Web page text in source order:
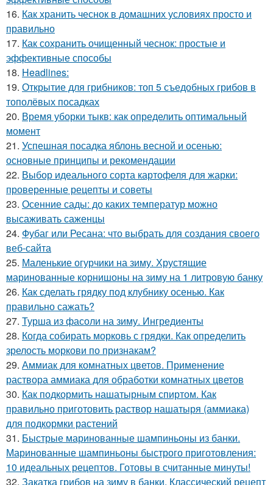
16. Как хранить чеснок в домашних условиях просто и
правильно
17. Как сохранить очищенный чеснок: простые и
эффективные способы
18. Headlines:
19. Открытие для грибников: топ 5 съедобных грибов в
тополёвых посадках
20. Время уборки тыкв: как определить оптимальный
момент
21. Успешная посадка яблонь весной и осенью:
основные принципы и рекомендации
22. Выбор идеального сорта картофеля для жарки:
проверенные рецепты и советы
23. Осенние сады: до каких температур можно
высаживать саженцы
24. Фубаг или Ресана: что выбрать для создания своего
веб-сайта
25. Маленькие огурчики на зиму. Хрустящие
маринованные корнишоны на зиму на 1 литровую банку
26. Как сделать грядку под клубнику осенью. Как
правильно сажать?
27. Турша из фасоли на зиму. Ингредиенты
28. Когда собирать морковь с грядки. Как определить
зрелость моркови по признакам?
29. Аммиак для комнатных цветов. Применение
раствора аммиака для обработки комнатных цветов
30. Как подкормить нашатырным спиртом. Как
правильно приготовить раствор нашатыря (аммиака)
для подкормки растений
31. Быстрые маринованные шампиньоны из банки.
Маринованные шампиньоны быстрого приготовления:
10 идеальных рецептов. Готовы в считанные минуты!
32. Закатка грибов на зиму в банки. Классический рецепт